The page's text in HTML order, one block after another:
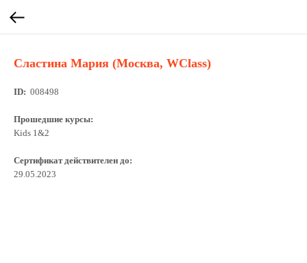
Сластина Мария (Москва, WClass)
ID: 008498
Прошедшие курсы:
Kids 1&2
Сертификат действителен до:
29.05.2023